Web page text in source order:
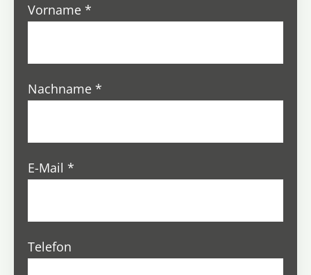
Vorname*
Nachname*
E-Mail*
Telefon